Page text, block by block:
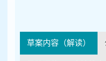
草案内容（解读）